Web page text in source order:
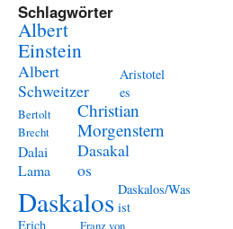
Schlagwörter
Albert
Einstein
Albert
Schweitzer
Aristotel
es
Bertolt
Brecht
Christian
Morgenstern
Dalai
Lama
Dasakal
os
Daskalos Daskalos/Was
ist
Erich
Franz von